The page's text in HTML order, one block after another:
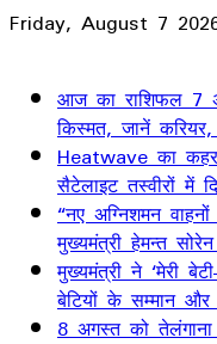
Friday, August 7
आज का राशिफल 7
किस्मत, जानें
Heatwave का
सैटेलाइट तस्वीरों में
“नए अग्निशमन
मुख्यमंत्री हेमन्त
मुख्यमंत्री ने ‘मेरी
बेटियों के सम्मान
8 अगस्त को